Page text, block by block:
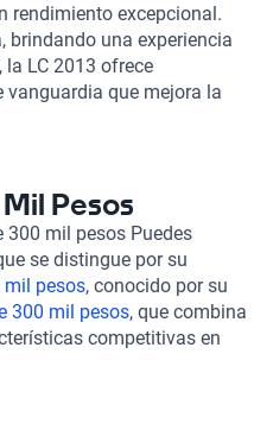
rendimiento excepcional.
brindando una experiencia
LC 2013 ofrece
que mejora la
Kavak es una experiencia
específicas. La
todo desde la comodidad
la tranquilidad que
podrías considerar
2013 de 300 mil pesos
, que
KIA Sorento 2013 de 300
el
KIA FORTE 2013 de
Pesos
300 mil pesos Puedes
se distingue por su
mil pesos, conocido por su
300 mil pesos, que combina
competitivas en
dentro de tu presupuesto.